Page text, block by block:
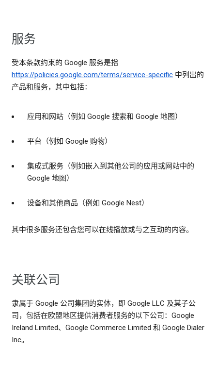
服务
受本条款约束的 Google 服务是指
https://policies.google.com/terms/service-specific 中列出的
产品和服务，其中包括：
应用和网站（例如 Google 搜索和 Google 地图）
平台（例如 Google 购物）
集成式服务（例如嵌入到其他公司的应用或网站中的
Google 地图）
设备和其他商品（例如 Google Nest）
其中很多服务还包含您可以在线播放或与之互动的内容。
关联公司
隶属于 Google 公司集团的实体，即 Google LLC 及其子公
司，包括在欧盟地区提供消费者服务的以下公司：Google
Ireland Limited、Google Commerce Limited 和 Google Dialer
Inc。